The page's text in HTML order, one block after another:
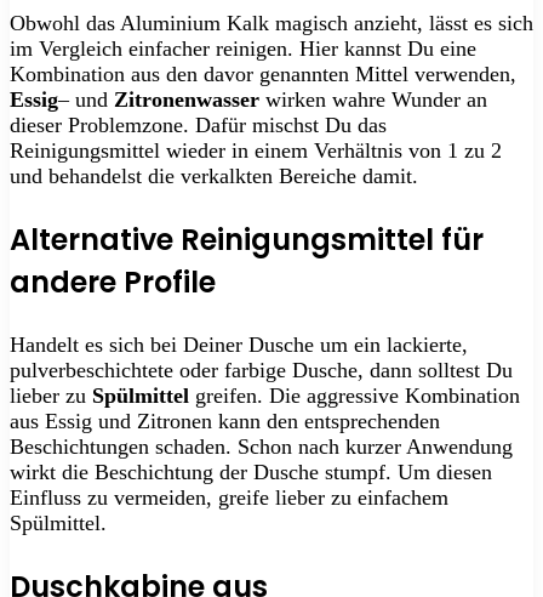
Obwohl das Aluminium Kalk magisch anzieht, lässt es sich
im Vergleich einfacher reinigen. Hier kannst Du eine
Kombination aus den davor genannten Mittel verwenden,
Essig– und Zitronenwasser wirken wahre Wunder an
dieser Problemzone. Dafür mischst Du das
Reinigungsmittel wieder in einem Verhältnis von 1 zu 2
und behandelst die verkalkten Bereiche damit.
Alternative Reinigungsmittel für
andere Profile
Handelt es sich bei Deiner Dusche um ein lackierte,
pulverbeschichtete oder farbige Dusche, dann solltest Du
lieber zu Spülmittel greifen. Die aggressive Kombination
aus Essig und Zitronen kann den entsprechenden
Beschichtungen schaden. Schon nach kurzer Anwendung
wirkt die Beschichtung der Dusche stumpf. Um diesen
Einfluss zu vermeiden, greife lieber zu einfachem
Spülmittel.
Duschkabine aus